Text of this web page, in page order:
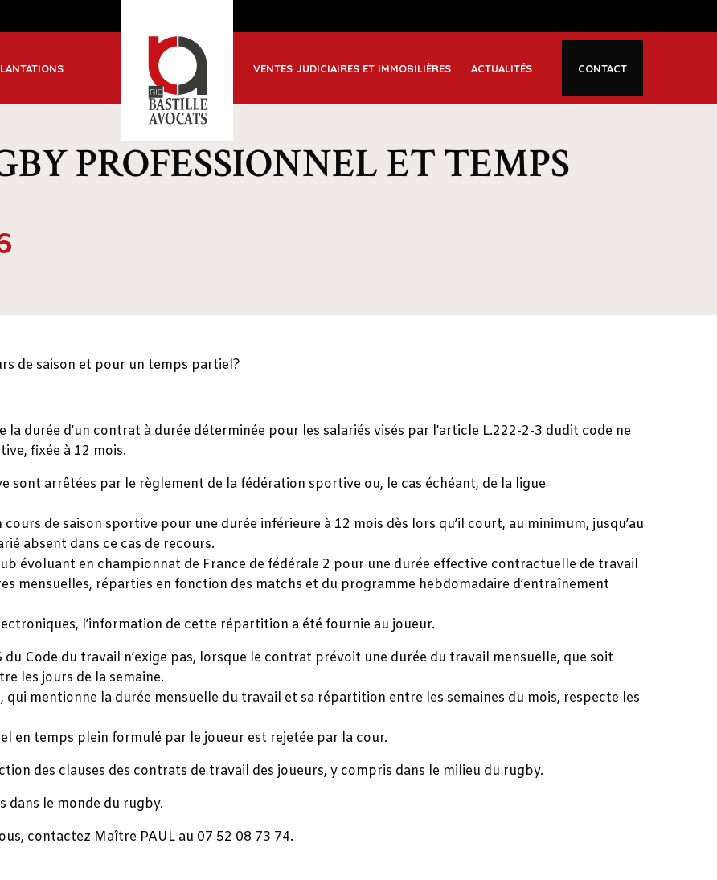
VENTES JUDICIAIRES ET IMMOBILIÈRES ACTUALITÉS CONTACT
PROFESSIONNEL ET TEMPS
de saison et pour un temps partiel?
la durée d’un contrat à durée déterminée pour les salariés visés par l’article L.222-2-3 dudit code ne
fixée à 12 mois.
sont arrêtées par le règlement de la fédération sportive ou, le cas échéant, de la ligue
de saison sportive pour une durée inférieure à 12 mois dès lors qu’il court, au minimum, jusqu’au
absent dans ce cas de recours.
évoluant en championnat de France de fédérale 2 pour une durée effective contractuelle de travail
mensuelles, réparties en fonction des matchs et du programme hebdomadaire d’entraînement
l’information de cette répartition a été fournie au joueur.
Code du travail n’exige pas, lorsque le contrat prévoit une durée du travail mensuelle, que soit
les jours de la semaine.
mentionne la durée mensuelle du travail et sa répartition entre les semaines du mois, respecte les
en temps plein formulé par le joueur est rejetée par la cour.
des clauses des contrats de travail des joueurs, y compris dans le milieu du rugby.
dans le monde du rugby.
contactez Maître PAUL au 07 52 08 73 74.